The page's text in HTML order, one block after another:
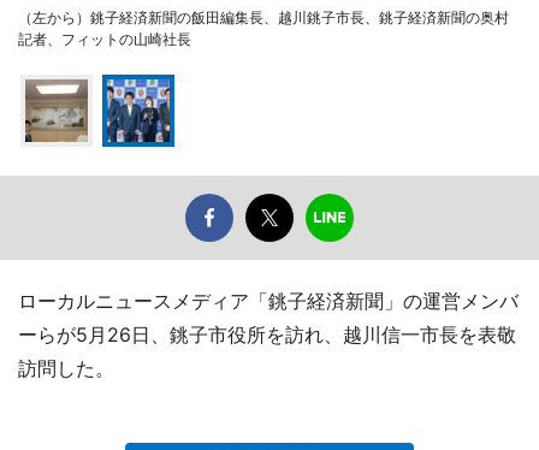
（左から）銚子経済新聞の飯田編集長、越川銚子市長、銚子経済新聞の奥村
記者、フィットの山崎社長
ローカルニュースメディア「銚子経済新聞」の運営メンバ
ーらが5月26日、銚子市役所を訪れ、越川信一市長を表敬
訪問した。